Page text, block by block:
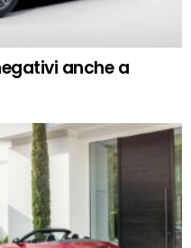
anche a